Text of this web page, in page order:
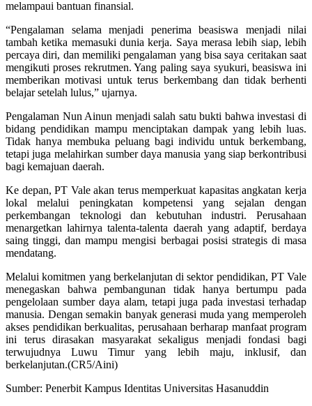
melampaui bantuan finansial.
“Pengalaman selama menjadi penerima beasiswa menjadi nilai
tambah ketika memasuki dunia kerja. Saya merasa lebih siap, lebih
percaya diri, dan memiliki pengalaman yang bisa saya ceritakan saat
mengikuti proses rekrutmen. Yang paling saya syukuri, beasiswa ini
memberikan motivasi untuk terus berkembang dan tidak berhenti
belajar setelah lulus,” ujarnya.
Pengalaman Nun Ainun menjadi salah satu bukti bahwa investasi di
bidang pendidikan mampu menciptakan dampak yang lebih luas.
Tidak hanya membuka peluang bagi individu untuk berkembang,
tetapi juga melahirkan sumber daya manusia yang siap berkontribusi
bagi kemajuan daerah.
Ke depan, PT Vale akan terus memperkuat kapasitas angkatan kerja
lokal melalui peningkatan kompetensi yang sejalan dengan
perkembangan teknologi dan kebutuhan industri. Perusahaan
menargetkan lahirnya talenta-talenta daerah yang adaptif, berdaya
saing tinggi, dan mampu mengisi berbagai posisi strategis di masa
mendatang.
Melalui komitmen yang berkelanjutan di sektor pendidikan, PT Vale
menegaskan bahwa pembangunan tidak hanya bertumpu pada
pengelolaan sumber daya alam, tetapi juga pada investasi terhadap
manusia. Dengan semakin banyak generasi muda yang memperoleh
akses pendidikan berkualitas, perusahaan berharap manfaat program
ini terus dirasakan masyarakat sekaligus menjadi fondasi bagi
terwujudnya Luwu Timur yang lebih maju, inklusif, dan
berkelanjutan.(CR5/Aini)
Sumber: Penerbit Kampus Identitas Universitas Hasanuddin